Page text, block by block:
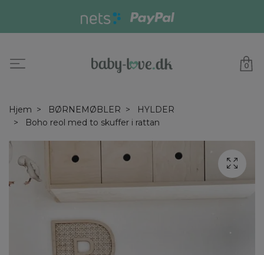
0
Hjem BØRNEMØBLER
HYLDER
Boho reol med to skuffer i rattan